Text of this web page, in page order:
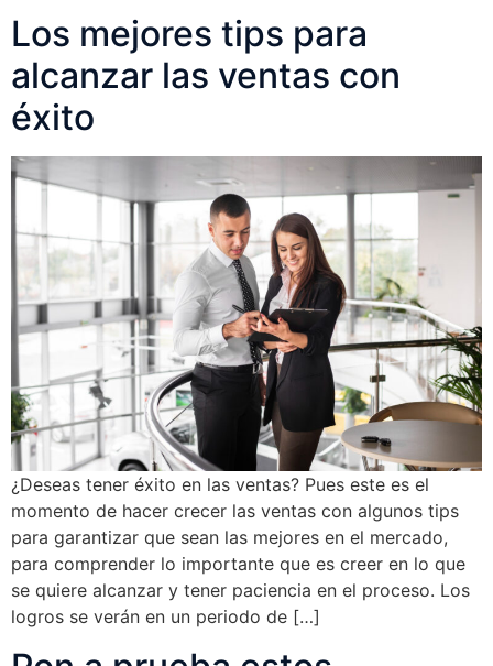
Los mejores tips para
alcanzar las ventas con
éxito
¿Deseas tener éxito en las ventas? Pues este es el
momento de hacer crecer las ventas con algunos tips
para garantizar que sean las mejores en el mercado,
para comprender lo importante que es creer en lo que
se quiere alcanzar y tener paciencia en el proceso. Los
logros se verán en un periodo de […]